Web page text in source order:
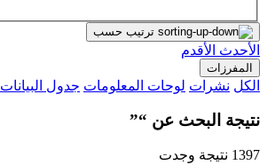
ترتيب حسب
الأحدث الأقدم
المفرزات
الكل نشرات لوحات المعلومات جدول البيانات
نتيجة البحث عن “”
1397 نتيجة وجدت